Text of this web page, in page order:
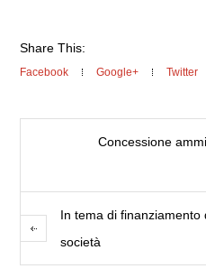
Share This:
Facebook Google+ Twitter
Concessione
In tema di finanziamento
società